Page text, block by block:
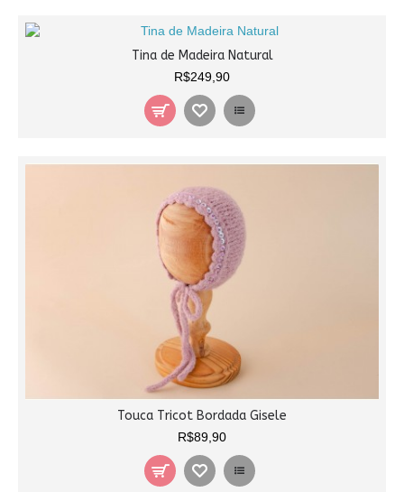
Tina de Madeira Natural
R$249,90
Touca Tricot Bordada Gisele
R$89,90